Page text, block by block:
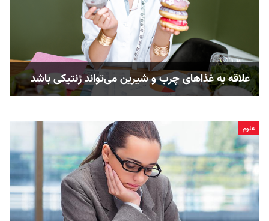
علاقه به غذاهای چرب و شیرین می‌تواند ژنتیکی باشد
علوم